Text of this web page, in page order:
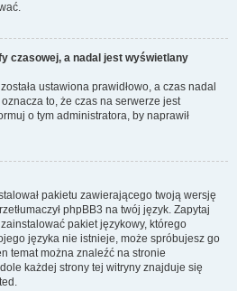
czasowej, a nadal jest wyświetlany
ustawiona prawidłowo, a czas nadal
to, że czas na serwerze jest
o tym administratora, by naprawił
pakietu zawierającego twoją wersję
phpBB3 na twój język. Zapytaj
pakiet językowy, którego
języka nie istnieje, może spróbujesz go
temat można znaleźć na stronie
każdej strony tej witryny znajduje się